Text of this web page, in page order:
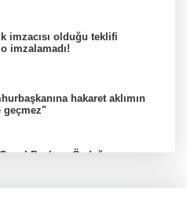
imzacısı olduğu teklifi
imzalamadı!
hakaret aklımın
geçmez"
Başkanı Özdağ: